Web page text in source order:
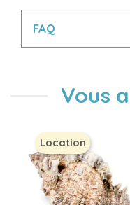
FAQ
Vous
Location